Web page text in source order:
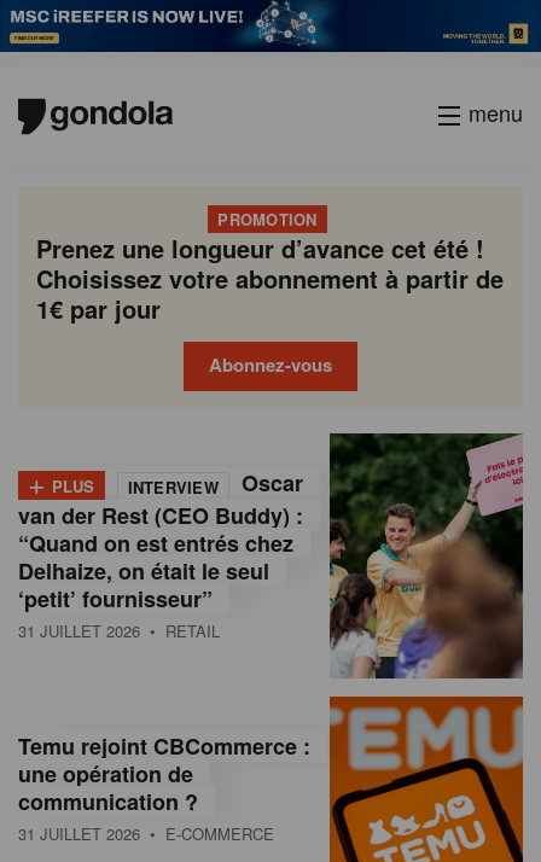
menu
PROMOTION
Prenez une longueur d’avance cet été !
Choisissez votre abonnement à partir de
1€ par jour
Abonnez-vous
o
n
d
o
M
a
g
+ PLUS INTERVIEW
Oscar
van der Rest (CEO Buddy) :
“Quand on est entrés chez
Delhaize, on était le seul
‘petit’ fournisseur”
31 JUILLET 2026 • RETAIL
Temu rejoint CBCommerce :
une opération de
communication ?
31 JUILLET 2026 • E-COMMERCE